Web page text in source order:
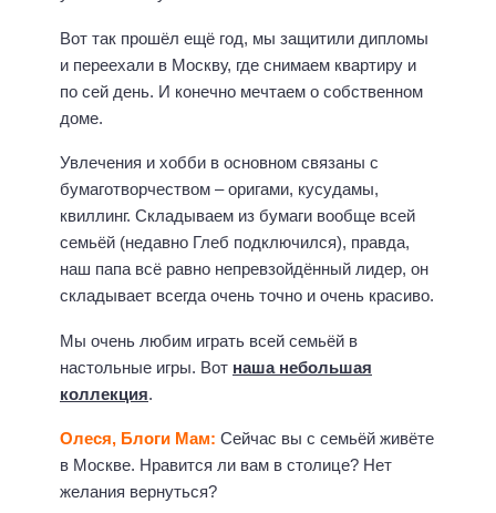
Вот так прошёл ещё год, мы защитили дипломы
и переехали в Москву, где снимаем квартиру и
по сей день. И конечно мечтаем о собственном
доме.
Увлечения и хобби в основном связаны с
бумаготворчеством – оригами, кусудамы,
квиллинг. Складываем из бумаги вообще всей
семьёй (недавно Глеб подключился), правда,
наш папа всё равно непревзойдённый лидер, он
складывает всегда очень точно и очень красиво.
Мы очень любим играть всей семьёй в
настольные игры. Вот наша небольшая
коллекция.
Олеся, Блоги Мам: Сейчас вы с семьёй живёте
в Москве. Нравится ли вам в столице? Нет
желания вернуться?